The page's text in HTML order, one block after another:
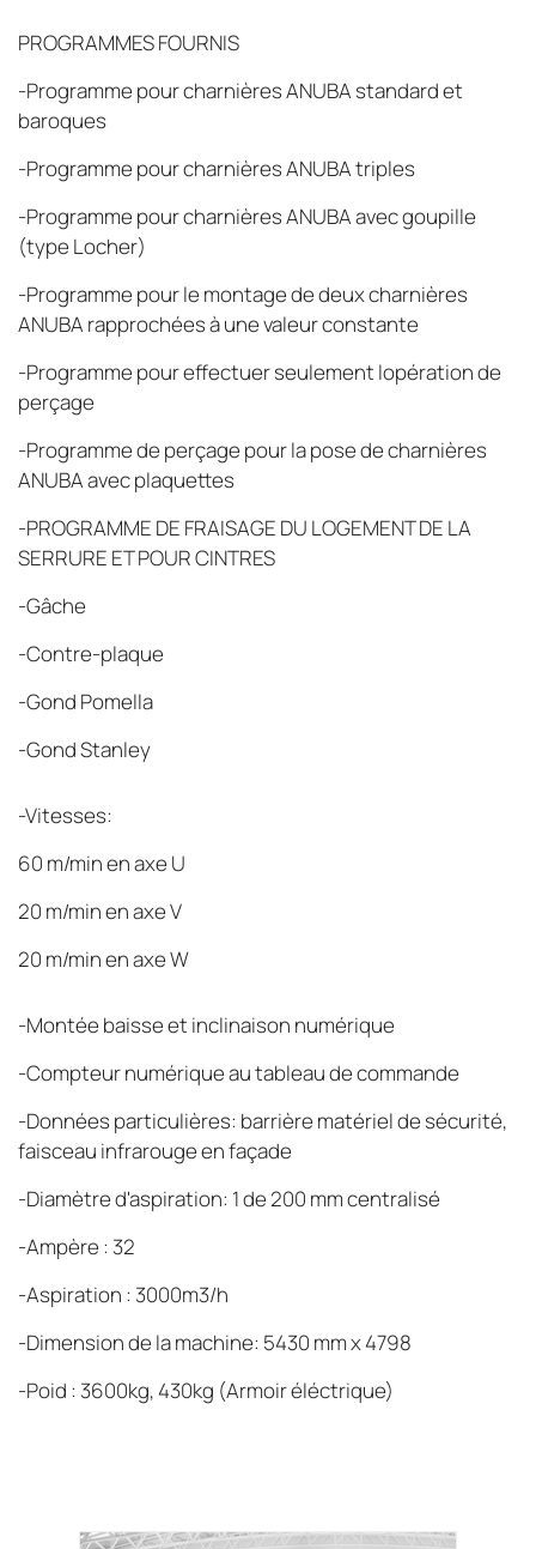
PROGRAMMES FOURNIS
-Programme pour charnières ANUBA standard et
baroques
-Programme pour charnières ANUBA triples
-Programme pour charnières ANUBA avec goupille
(type Locher)
-Programme pour le montage de deux charnières
ANUBA rapprochées à une valeur constante
-Programme pour effectuer seulement lopération de
perçage
-Programme de perçage pour la pose de charnières
ANUBA avec plaquettes
-PROGRAMME DE FRAISAGE DU LOGEMENT DE LA
SERRURE ET POUR CINTRES
-Gâche
-Contre-plaque
-Gond Pomella
-Gond Stanley
-Vitesses:
60 m/min en axe U
20 m/min en axe V
20 m/min en axe W
-Montée baisse et inclinaison numérique
-Compteur numérique au tableau de commande
-Données particulières: barrière matériel de sécurité,
faisceau infrarouge en façade
-Diamètre d'aspiration: 1 de 200 mm centralisé
-Ampère : 32
-Aspiration : 3000m3/h
-Dimension de la machine: 5430 mm x 4798
-Poid : 3600kg, 430kg (Armoir éléctrique)